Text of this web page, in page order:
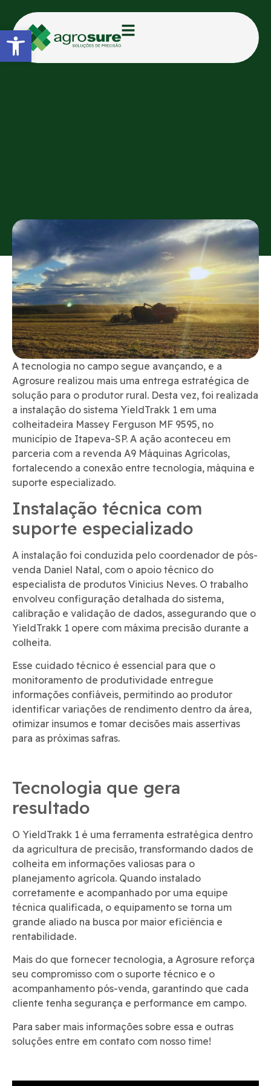
A tecnologia no campo segue avançando, e a
Agrosure realizou mais uma entrega estratégica de
solução para o produtor rural. Desta vez, foi realizada
a instalação do sistema YieldTrakk 1 em uma
colheitadeira Massey Ferguson MF 9595, no
município de Itapeva-SP. A ação aconteceu em
parceria com a revenda A9 Máquinas Agrícolas,
fortalecendo a conexão entre tecnologia, máquina e
suporte especializado.
Instalação técnica com
suporte especializado
A instalação foi conduzida pelo coordenador de pós-
venda Daniel Natal, com o apoio técnico do
especialista de produtos Vinicius Neves. O trabalho
envolveu configuração detalhada do sistema,
calibração e validação de dados, assegurando que o
YieldTrakk 1 opere com máxima precisão durante a
colheita.
Esse cuidado técnico é essencial para que o
monitoramento de produtividade entregue
informações confiáveis, permitindo ao produtor
identificar variações de rendimento dentro da área,
otimizar insumos e tomar decisões mais assertivas
para as próximas safras.
Tecnologia que gera
resultado
O YieldTrakk 1 é uma ferramenta estratégica dentro
da agricultura de precisão, transformando dados de
colheita em informações valiosas para o
planejamento agrícola. Quando instalado
corretamente e acompanhado por uma equipe
técnica qualificada, o equipamento se torna um
grande aliado na busca por maior eficiência e
rentabilidade.
Mais do que fornecer tecnologia, a Agrosure reforça
seu compromisso com o suporte técnico e o
acompanhamento pós-venda, garantindo que cada
cliente tenha segurança e performance em campo.
Para saber mais informações sobre essa e outras
soluções entre em contato com nosso time!
Abrir a barra de ferramentas